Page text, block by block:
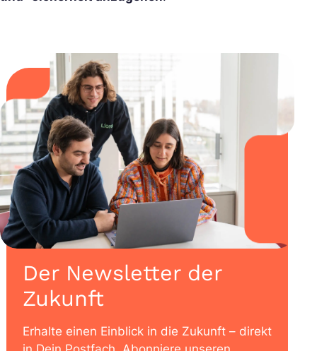
Der Newsletter der
Zukunft
Erhalte einen Einblick in die Zukunft – direkt